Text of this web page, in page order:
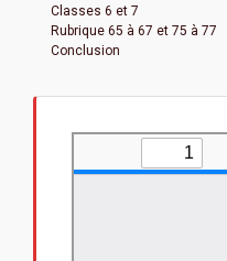
Classes 6 et 7
Rubrique 65 à 67 et 75 à 77
Conclusion